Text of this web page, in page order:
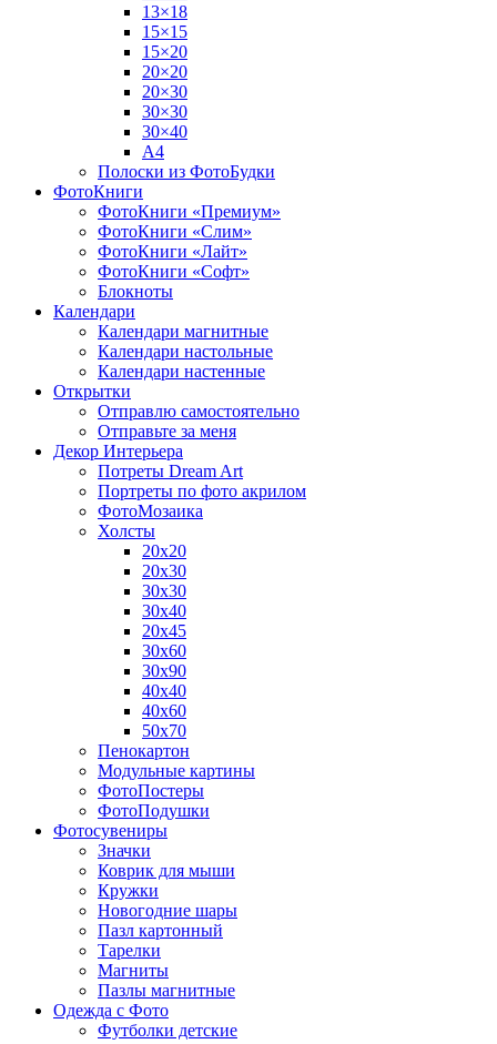
13×18
15×15
15×20
20×20
20×30
30×30
30×40
A4
Полоски из ФотоБудки
ФотоКниги
ФотоКниги «Премиум»
ФотоКниги «Слим»
ФотоКниги «Лайт»
ФотоКниги «Софт»
Блокноты
Календари
Календари магнитные
Календари настольные
Календари настенные
Открытки
Отправлю самостоятельно
Отправьте за меня
Декор Интерьера
Потреты Dream Art
Портреты по фото акрилом
ФотоМозаика
Холсты
20х20
20х30
30х30
30х40
20х45
30х60
30х90
40х40
40х60
50х70
Пенокартон
Модульные картины
ФотоПостеры
ФотоПодушки
Фотоcувениры
Значки
Коврик для мыши
Кружки
Новогодние шары
Пазл картонный
Тарелки
Магниты
Пазлы магнитные
Одежда с Фото
Футболки детские